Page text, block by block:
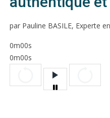
par Pauline BASILE, Experte
0m00s
0m00s